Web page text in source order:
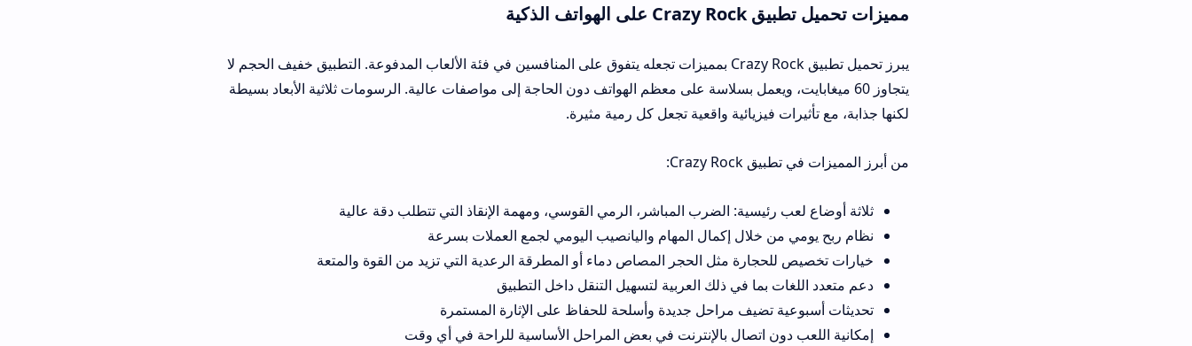
مميزات تحميل تطبيق Crazy Rock على الهواتف الذكية
يبرز تحميل تطبيق Crazy Rock بمميزات تجعله يتفوق على المنافسين في فئة الألعاب المدفوعة. التطبيق خفيف الحجم لا
يتجاوز 60 ميغابايت، ويعمل بسلاسة على معظم الهواتف دون الحاجة إلى مواصفات عالية. الرسومات ثلاثية الأبعاد بسيطة
لكنها جذابة، مع تأثيرات فيزيائية واقعية تجعل كل رمية مثيرة.
من أبرز المميزات في تطبيق Crazy Rock:
ثلاثة أوضاع لعب رئيسية: الضرب المباشر، الرمي القوسي، ومهمة الإنقاذ التي تتطلب دقة عالية
نظام ربح يومي من خلال إكمال المهام واليانصيب اليومي لجمع العملات بسرعة
خيارات تخصيص للحجارة مثل الحجر المصاص دماء أو المطرقة الرعدية التي تزيد من القوة والمتعة
دعم متعدد اللغات بما في ذلك العربية لتسهيل التنقل داخل التطبيق
تحديثات أسبوعية تضيف مراحل جديدة وأسلحة للحفاظ على الإثارة المستمرة
إمكانية اللعب دون اتصال بالإنترنت في بعض المراحل الأساسية للراحة في أي وقت